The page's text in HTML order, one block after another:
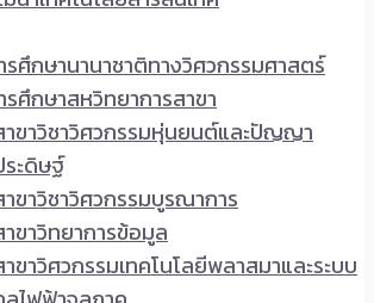
ศึกษานานาชาติทางวิศวกรรมศาสตร์
ศึกษาสหวิทยาการสาขา
าขาวิชาวิศวกรรมหุ่นยนต์และปัญญา
ระดิษฐ์
าขาวิชาวิศวกรรมบูรณาการ
าขาวิทยาการข้อมูล
ขาวิศวกรรมเทคโนโลยีพลาสมาและระบบ